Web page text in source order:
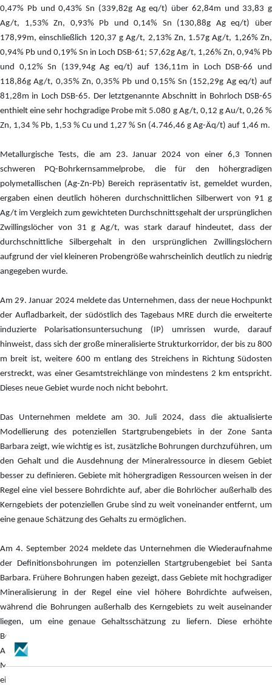
0,47% Pb und 0,43% Sn (339,82g Ag eq/t) über 62,84m und 33,83 g
Ag/t, 1,53% Zn, 0,93% Pb und 0,14% Sn (130,88g Ag eq/t) über
178,99m, einschließlich 120,37 g Ag/t, 2,13% Zn, 1.57g Ag/t, 1,26% Zn,
0,94% Pb und 0,19% Sn in Loch DSB-61; 57,62g Ag/t, 1,26% Zn, 0,94% Pb
und 0,12% Sn (139,94g Ag eq/t) auf 136,11m in Loch DSB-66 und
118,86g Ag/t, 0,35% Zn, 0,35% Pb und 0,15% Sn (152,29g Ag eq/t) auf
81,28m in Loch DSB-65. Der letztgenannte Abschnitt in Bohrloch DSB-65
enthielt eine sehr hochgradige Probe mit 5.080 g Ag/t, 0,12 g Au/t, 0,26 %
Zn, 1,34 % Pb, 1,53 % Cu und 1,27 % Sn (4.746,46 g Ag-Äq/t) auf 1,46 m.
Metallurgische Tests, die am 23. Januar 2024 von einer 6,3 Tonnen
schweren PQ-Bohrkernsammelprobe, die für den höhergradigen
polymetallischen (Ag-Zn-Pb) Bereich repräsentativ ist, gemeldet wurden,
ergaben einen deutlich höheren durchschnittlichen Silberwert von 91 g
Ag/t im Vergleich zum gewichteten Durchschnittsgehalt der ursprünglichen
Zwillingslöcher von 31 g Ag/t, was stark darauf hindeutet, dass der
durchschnittliche Silbergehalt in den ursprünglichen Zwillingslöchern
aufgrund der viel kleineren Probengröße wahrscheinlich deutlich zu niedrig
angegeben wurde.
Am 29. Januar 2024 meldete das Unternehmen, dass der neue Hochpunkt
der Aufladbarkeit, der südöstlich des Tagebaus MRE durch die erweiterte
induzierte Polarisationsuntersuchung (IP) umrissen wurde, darauf
hinweist, dass sich der große mineralisierte Strukturkorridor, der bis zu 800
m breit ist, weitere 600 m entlang des Streichens in Richtung Südosten
erstreckt, was einer Gesamtstreichlänge von mindestens 2 km entspricht.
Dieses neue Gebiet wurde noch nicht bebohrt.
Das Unternehmen meldete am 30. Juli 2024, dass die aktualisierte
Modellierung des potenziellen Startgrubengebiets in der Zone Santa
Barbara zeigt, wie wichtig es ist, zusätzliche Bohrungen durchzuführen, um
den Gehalt und die Ausdehnung der Mineralressource in diesem Gebiet
besser zu definieren. Gebiete mit höhergradigen Ressourcen weisen in der
Regel eine viel bessere Bohrdichte auf, aber die Bohrlöcher außerhalb des
Kerngebiets der potenziellen Grube sind zu weit voneinander entfernt, um
eine genaue Schätzung des Gehalts zu ermöglichen.
Am 4. September 2024 meldete das Unternehmen die Wiederaufnahme
der Definitionsbohrungen im potenziellen Startgrubengebiet bei Santa
Barbara. Frühere Bohrungen haben gezeigt, dass Gebiete mit hochgradiger
Mineralisierung in der Regel eine viel höhere Bohrdichte aufweisen,
während die Bohrungen außerhalb des Kerngebiets zu weit auseinander
liegen, um eine genaue Gehaltsschätzung zu liefern. Diese erhöhte
Bohrdichte ist besonders wichtig, um die Ausdehnung der hochgradigen
Ag- und Sn-führenden Strukturen zu definieren und um die
Mineralressourcen von abgeleitet auf angezeigt zu kategorisieren, was
einen großen Einfluss auf den Gesamtgehalt und die Ressourcen hat, die